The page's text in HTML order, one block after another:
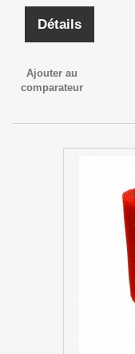
Détails
Ajouter au
comparateur